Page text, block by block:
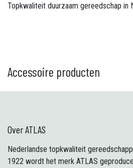
Topkwaliteit duurzaam gereedschap in
Accessoire producten
Over ATLAS
Nederlandse topkwaliteit
1922 wordt het merk ATLAS